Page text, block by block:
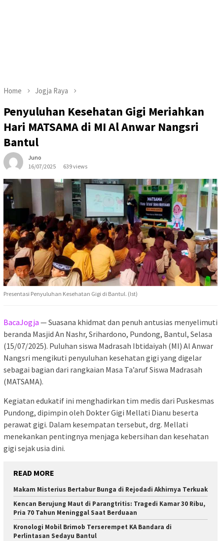
Home Jogja Raya
Penyuluhan Kesehatan Gigi Meriahkan
Hari MATSAMA di MI Al Anwar Nangsri
Bantul
Juno
16/07/2025
639 views
Presentasi Penyuluhan Kesehatan Gigi di Bantul. (Ist)
BacaJogja — Suasana khidmat dan penuh antusias menyelimuti
beranda Masjid An Nashr, Srihardono, Pundong, Bantul, Selasa
(15/07/2025). Puluhan siswa Madrasah Ibtidaiyah (MI) Al Anwar
Nangsri mengikuti penyuluhan kesehatan gigi yang digelar
sebagai bagian dari rangkaian Masa Ta’aruf Siswa Madrasah
(MATSAMA).
Kegiatan edukatif ini menghadirkan tim medis dari Puskesmas
Pundong, dipimpin oleh Dokter Gigi Mellati Dianu beserta
perawat gigi. Dalam kesempatan tersebut, drg. Mellati
menekankan pentingnya menjaga kebersihan dan kesehatan
gigi sejak usia dini.
READ MORE
Makam Misterius Bertabur Bunga di Rejodadi Akhirnya Terkuak
Kencan Berujung Maut di Parangtritis: Tragedi Kamar 30 Ribu,
Pria 70 Tahun Meninggal Saat Berduaan
Kronologi Mobil Brimob Terserempet KA Bandara di
Perlintasan Sedayu Bantul